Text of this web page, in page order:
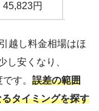
45,823円
越し料金相場はほ
し安くなり、
す。 誤差の範囲
タイミングを探す